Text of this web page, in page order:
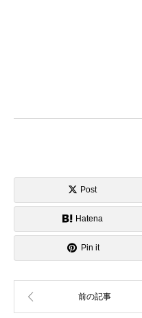
Post
Hatena
Pin it